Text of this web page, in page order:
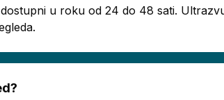
u roku od 24 do 48 sati.